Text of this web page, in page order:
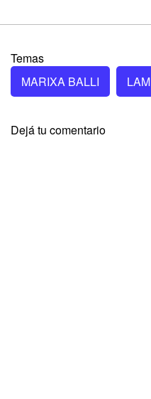
Temas
MARIXA BALLI
LAM
Dejá tu comentario